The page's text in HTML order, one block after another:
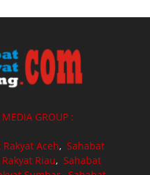
GROUP :
Aceh, Sahabat
Riau, Sahabat